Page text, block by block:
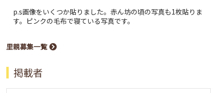
p.s画像をいくつか貼りました。赤ん坊の頃の写真も1枚貼りま
す。ピンクの毛布で寝ている写真です。
里親募集一覧
掲載者